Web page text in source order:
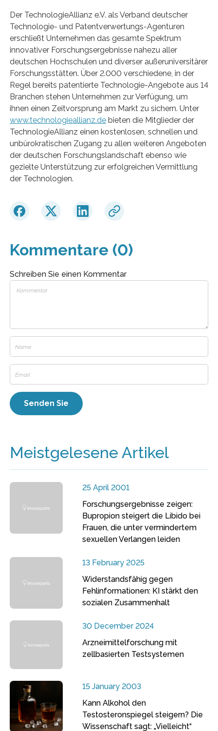
Der TechnologieAllianz e.V. als Verband deutscher
Technologie- und Patentverwertungs-Agenturen
erschließt Unternehmen das gesamte Spektrum
innovativer Forschungsergebnisse nahezu aller
deutschen Hochschulen und diverser außeruniversitärer
Forschungsstätten. Über 2.000 verschiedene, in der
Regel bereits patentierte Technologie-Angebote aus 14
Branchen stehen Unternehmen zur Verfügung, um
ihnen einen Zeitvorsprung am Markt zu sichern. Unter
www.technologieallianz.de bieten die Mitglieder der
TechnologieAllianz einen kostenlosen, schnellen und
unbürokratischen Zugang zu allen weiteren Angeboten
der deutschen Forschungslandschaft ebenso wie
gezielte Unterstützung zur erfolgreichen Vermittlung
der Technologien.
Kommentare (0)
Schreiben Sie einen Kommentar
Meistgelesene Artikel
25 April 2001
Forschungsergebnisse zeigen:
Bupropion steigert die Libido bei
Frauen, die unter vermindertem
sexuellen Verlangen leiden
13 February 2025
Widerstandsfähig gegen
Fehlinformationen: KI stärkt den
sozialen Zusammenhalt
30 December 2024
Arzneimittelforschung mit
zellbasierten Testsystemen
15 January 2003
Kann Alkohol den
Testosteronspiegel steigern? Die
Wissenschaft sagt: „Vielleicht“